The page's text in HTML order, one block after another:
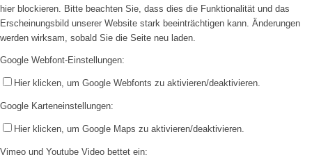
hier blockieren. Bitte beachten Sie, dass dies die Funktionalität und das
Erscheinungsbild unserer Website stark beeinträchtigen kann. Änderungen
werden wirksam, sobald Sie die Seite neu laden.
Google Webfont-Einstellungen:
Hier klicken, um Google Webfonts zu aktivieren/deaktivieren.
Google Karteneinstellungen:
Hier klicken, um Google Maps zu aktivieren/deaktivieren.
Vimeo und Youtube Video bettet ein: